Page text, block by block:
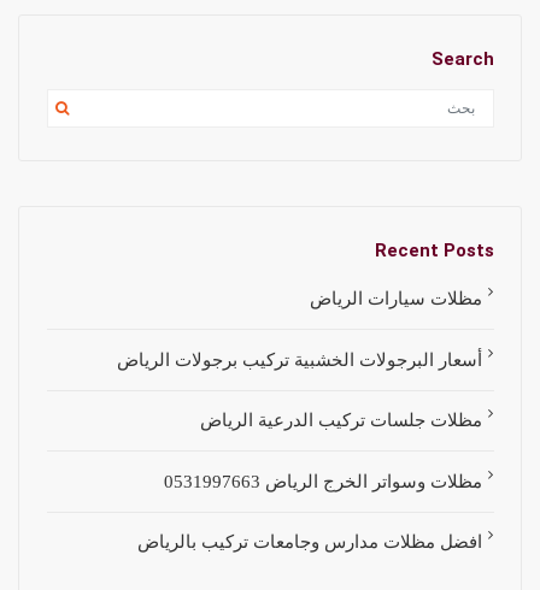
Search
Recent Posts
مظلات سيارات الرياض
أسعار البرجولات الخشبية تركيب برجولات الرياض
مظلات جلسات تركيب الدرعية الرياض
مظلات وسواتر الخرج الرياض 0531997663
افضل مظلات مدارس وجامعات تركيب بالرياض